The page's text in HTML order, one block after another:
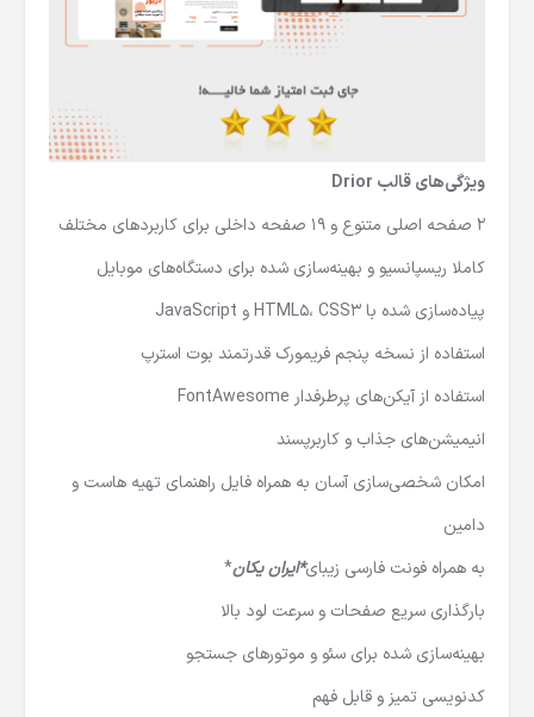
ویژگی‌های قالب Drior
2 صفحه اصلی متنوع و 19 صفحه داخلی برای کاربردهای مختلف
کاملا ریسپانسیو و بهینه‌سازی شده برای دستگاه‌های موبایل
پیاده‌سازی شده با HTML5، CSS3 و JavaScript
استفاده از نسخه پنجم فریمورک قدرتمند بوت استرپ
استفاده از آیکن‌های پرطرفدار FontAwesome
انیمیشن‌های جذاب و کاربرپسند
امکان شخصی‌سازی آسان به همراه فایل راهنمای تهیه هاست و
دامین
به همراه فونت فارسی زیبای*ایران یکان*
بارگذاری سریع صفحات و سرعت لود بالا
بهینه‌سازی شده برای سئو و موتورهای جستجو
کدنویسی تمیز و قابل فهم